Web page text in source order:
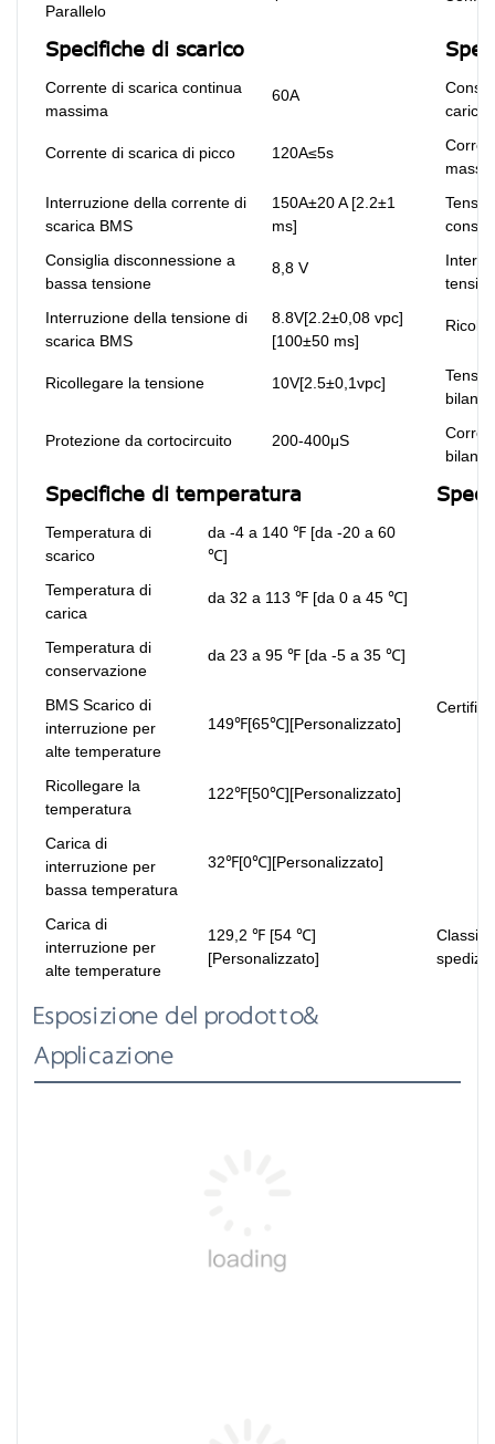
Parallelo
Specifiche di scarico
Corrente di scarica continua
massima
60A
carica
Corrente di scarica di picco 120A≤5s
Interruzione della corrente di
scarica BMS
150A±20 A [2.2±1
ms]
Consiglia disconnessione a
bassa tensione
8,8 V
Interruzione della tensione di
scarica BMS
8.8V[2.2±0,08 vpc]
[100±50 ms]
Ricollegare la tensione 10V[2.5±0,1vpc]
Protezione da cortocircuito 200-400μS
Specifiche di temperatura
Temperatura di
scarico
da -4 a 140 ℉ [da -20 a 60
℃]
Temperatura di
carica
da 32 a 113 ℉ [da 0 a 45 ℃]
Temperatura di
conservazione
da 23 a 95 ℉ [da -5 a 35 ℃]
BMS Scarico di
interruzione per
alte temperature
149℉[65℃][Personalizzato]
Ricollegare la
temperatura
122℉[50℃][Personalizzato]
Carica di
interruzione per
bassa temperatura
32℉[0℃][Personalizzato]
Carica di
interruzione per
alte temperature
129,2 ℉ [54 ℃]
[Personalizzato]
Esposizione del prodotto&
Applicazione